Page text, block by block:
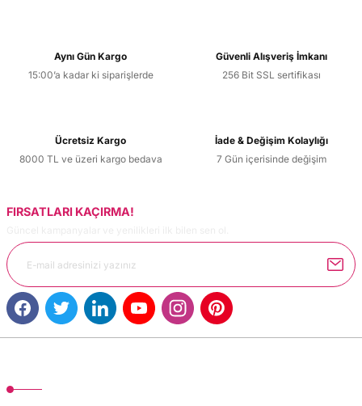
Aynı Gün Kargo
15:00’a kadar ki siparişlerde
Güvenli Alışveriş İmkanı
256 Bit SSL sertifikası
Ücretsiz Kargo
8000 TL ve üzeri kargo bedava
İade & Değişim Kolaylığı
7 Gün içerisinde değişim
FIRSATLARI KAÇIRMA!